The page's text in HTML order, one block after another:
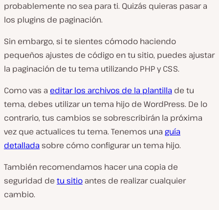
probablemente no sea para ti. Quizás quieras pasar a
los plugins de paginación.
Sin embargo, si te sientes cómodo haciendo
pequeños ajustes de código en tu sitio, puedes ajustar
la paginación de tu tema utilizando PHP y CSS.
Como vas a editar los archivos de la plantilla de tu
tema, debes utilizar un tema hijo de WordPress. De lo
contrario, tus cambios se sobrescribirán la próxima
vez que actualices tu tema. Tenemos una guía
detallada sobre cómo configurar un tema hijo.
También recomendamos hacer una copia de
seguridad de tu sitio antes de realizar cualquier
cambio.